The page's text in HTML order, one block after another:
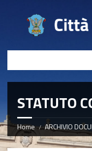
STATUTO
Home ARCHIVIO